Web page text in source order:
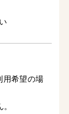
用希望の場